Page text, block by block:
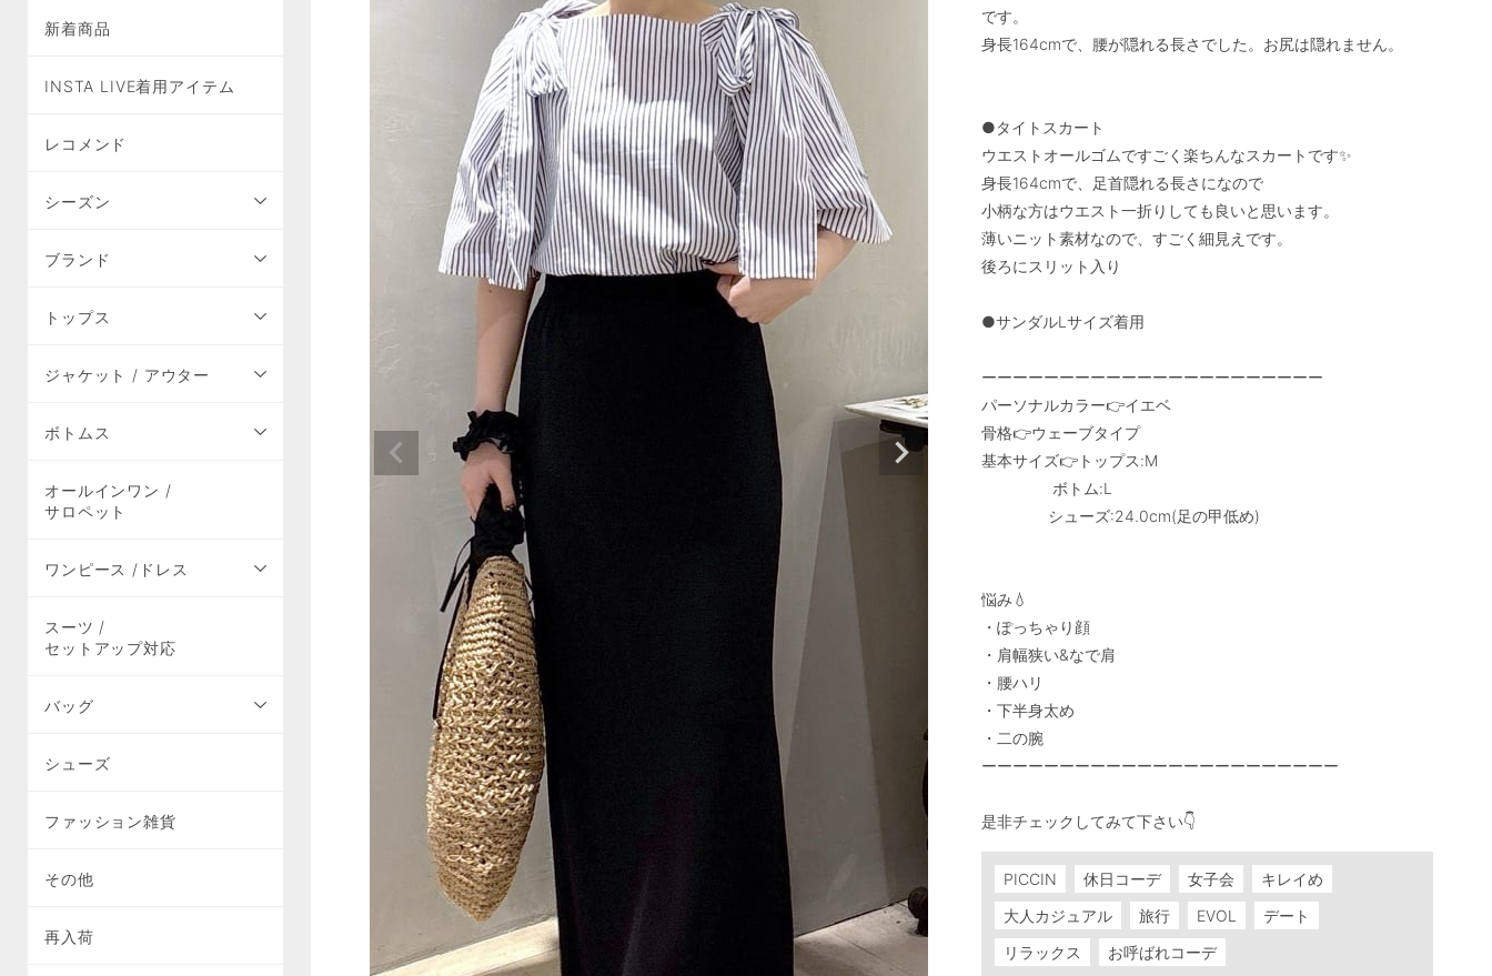
新着商品
INSTA LIVE着用アイテム
レコメンド
シーズン
ブランド
トップス
ジャケット / アウター
ボトムス
オールインワン /
サロペット
ワンピース /ドレス
スーツ /
セットアップ対応
バッグ
シューズ
ファッション雑貨
その他
再入荷
です。
身長164cmで、腰が隠れる長さでした。お尻は隠れません。
●タイトスカート
ウエストオールゴムですごく楽ちんなスカートです✨
身長164cmで、足首隠れる長さになので
小柄な方はウエスト一折りしても良いと思います。
薄いニット素材なので、すごく細見えです。
後ろにスリット入り
●サンダルLサイズ着用
ーーーーーーーーーーーーーーーーーーーーーー
パーソナルカラー👉イエベ
骨格👉ウェーブタイプ
基本サイズ👉トップス:M
悩み💧
・ぽっちゃり顔
・肩幅狭い&なで肩
・腰ハリ
・下半身太め
・二の腕
ーーーーーーーーーーーーーーーーーーーーーーー
是非チェックしてみて下さい👇
PICCIN 休日コーデ 女子会
キレイめ
大人カジュアル
旅行 EVOL
デート
リラックス
お呼ばれコーデ